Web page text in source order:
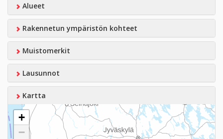
Alueet
Rakennetun ympäristön kohteet
Muistomerkit
Lausunnot
Kartta
+
−